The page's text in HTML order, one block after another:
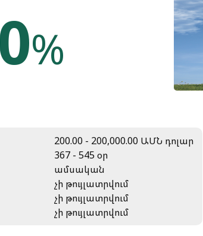
%
200.00 - 200,000.00 ԱՄՆ դոլար
367 - 545 օր
ամսական
չի թույլատրվում
չի թույլատրվում
չի թույլատրվում